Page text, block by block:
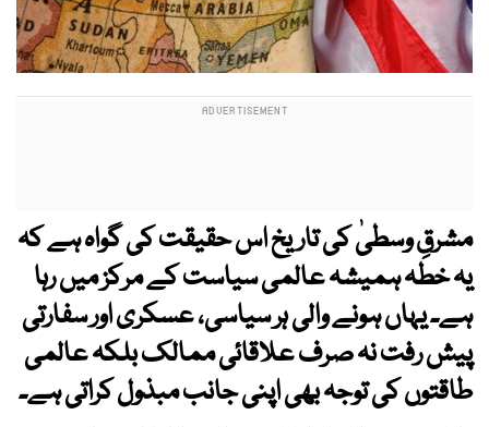
مشرقِ وسطیٰ کی تاریخ اس حقیقت کی گواہ ہے کہ
یہ خطہ ہمیشہ عالمی سیاست کے مرکز میں رہا
ہے۔ یہاں ہونے والی ہر سیاسی، عسکری اور سفارتی
پیش رفت نہ صرف علاقائی ممالک بلکہ عالمی
طاقتوں کی توجہ بھی اپنی جانب مبذول کراتی ہے۔